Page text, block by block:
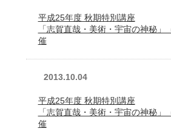
平成25年度 秋期特別講座
「志賀直哉・美術・宇宙の神秘」
催
2013.10.04
平成25年度 秋期特別講座
「志賀直哉・美術・宇宙の神秘」
催